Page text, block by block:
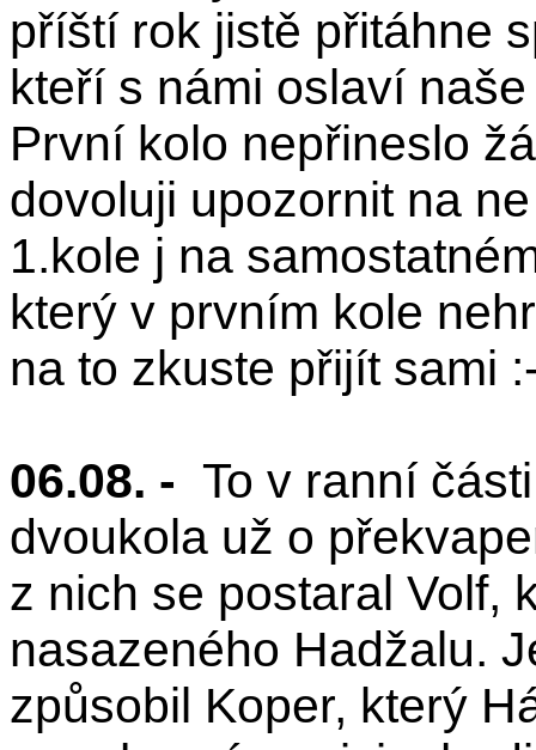
příští rok jistě přitáhne
kteří s námi oslaví
První kolo nepřineslo
dovoluji upozornit na
1.kole j na
který v prvním kole
na to zkuste přijít sami
06.08. - To v ranní
dvoukola už o
z nich se postaral Volf,
nasazeného Hadžalu.
způsobil Koper, který